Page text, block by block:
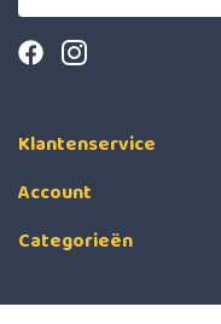
Klantenservice
Account
Categorieën